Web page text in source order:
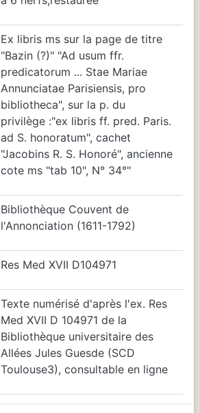
Ex libris ms sur la page de titre
"Bazin (?)" "Ad usum ffr.
predicatorum ... Stae Mariae
Annunciatae Parisiensis, pro
bibliotheca", sur la p. du
privilège :"ex libris ff. pred. Paris.
ad S. honoratum", cachet
"Jacobins R. S. Honoré", ancienne
cote ms "tab 10", N° 34°"
Bibliothèque Couvent de
l'Annonciation (1611-1792)
Res Med XVII D104971
Texte numérisé d'après l'ex. Res
Med XVII D 104971 de la
Bibliothèque universitaire des
Allées Jules Guesde (SCD
Toulouse3), consultable en ligne